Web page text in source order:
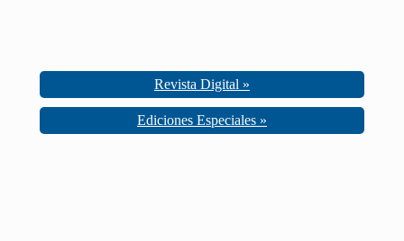
Revista Digital »
Ediciones Especiales »